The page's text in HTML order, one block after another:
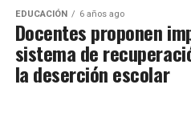
EDUCACIÓN 6 años ago
Docentes proponen
sistema de
la deserción escolar